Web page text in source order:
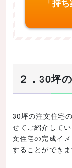
「持
２．30坪
30坪の注文住宅
せてご紹介して
文住宅の完成イ
することができま